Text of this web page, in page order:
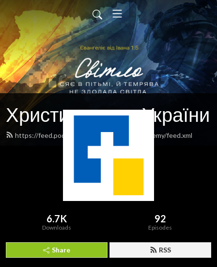
Християни для України
https://feed.podbean.com/christianopenacademy/feed.xml
6.7K
Downloads
92
Episodes
Share RSS